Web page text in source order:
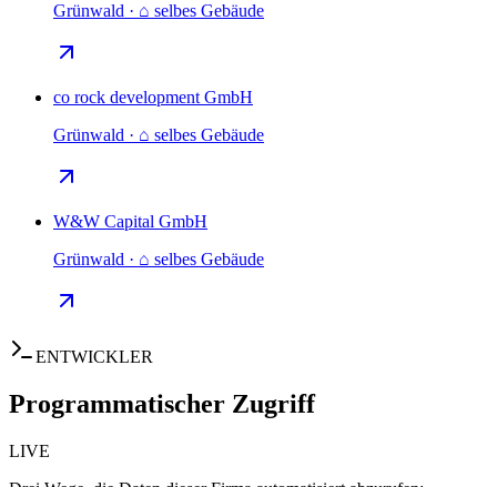
Grünwald · ⌂ selbes Gebäude
co rock development GmbH
Grünwald · ⌂ selbes Gebäude
W&W Capital GmbH
Grünwald · ⌂ selbes Gebäude
ENTWICKLER
Programmatischer Zugriff
LIVE